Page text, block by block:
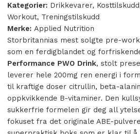
Kategorier: Drikkevarer, Kosttilskudd
Workout, Treningstilskudd
Merke: Applied Nutrition
Storbritannias mest solgte pre-
som en ferdigblandet og
Performance PWO Drink, stolt
leverer hele 200mg ren energi i
til kraftige doser citrullin, beta-
oppkvikkende B-vitaminer. Den
sukkerfrie formelen gir deg all
fokuset fra det originale ABE-